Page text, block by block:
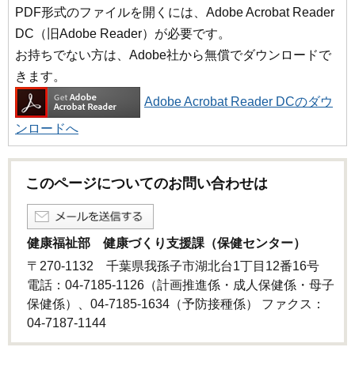
PDF形式のファイルを開くには、Adobe Acrobat Reader
DC（旧Adobe Reader）が必要です。
お持ちでない方は、Adobe社から無償でダウンロードで
きます。
Adobe Acrobat Reader DCのダウ
ンロードへ
このページについてのお問い合わせは
健康福祉部 健康づくり支援課（保健センター）
〒270-1132 千葉県我孫子市湖北台1丁目12番16号
電話：04-7185-1126（計画推進係・成人保健係・母子
保健係）、04-7185-1634（予防接種係） ファクス：
04-7187-1144